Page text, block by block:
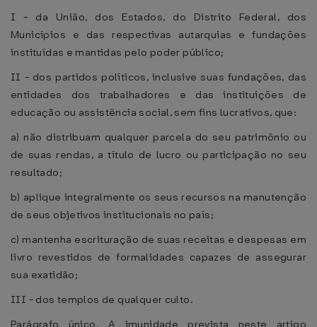
I - da União, dos Estados, do Distrito Federal, dos
Municípios e das respectivas autarquias e fundações
instituídas e mantidas pelo poder público;
II - dos partidos políticos, inclusive suas fundações, das
entidades dos trabalhadores e das instituições de
educação ou assistência social, sem fins lucrativos, que:
a) não distribuam qualquer parcela do seu patrimônio ou
de suas rendas, a título de lucro ou participação no seu
resultado;
b) aplique integralmente os seus recursos na manutenção
de seus objetivos institucionais no país;
c) mantenha escrituração de suas receitas e despesas em
livro revestidos de formalidades capazes de assegurar
sua exatidão;
III - dos templos de qualquer culto.
Parágrafo único. A imunidade prevista neste artigo